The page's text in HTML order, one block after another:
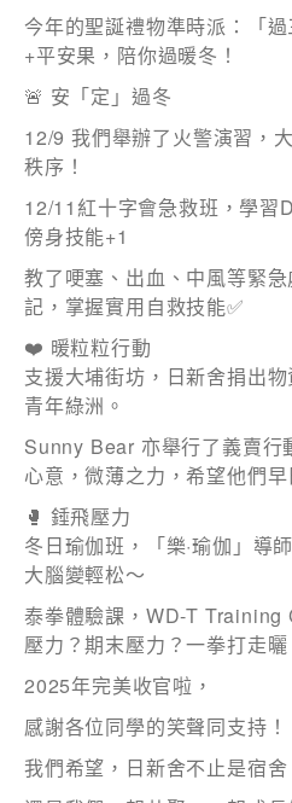
身份
電郵 *
電話
國家/地區
感興趣範疇(可多選)*
1.租務資訊 ​​
2.住客活動及福利
注意: 您在此電子表格所提供的個
今年的聖誕禮物準時派：「
+平安果，陪你過暖冬！
🚨 安「定」過冬
12/9 我們舉辦了火警演習，
秩序！
12/11紅十字會急救班，學習
傍身技能+1
教了哽塞、出血、中風等緊
記，掌握實用自救技能✅
❤️ 暖粒粒行動
支援大埔街坊，日新舍捐出
青年綠洲。
Sunny Bear 亦舉行了義賣行
心意，微薄之力，希望他們早
🥊 錘飛壓力
冬日瑜伽班，「樂·瑜伽」導
大腦變輕松～
泰拳體驗課，WD-T
壓力？期末壓力？一拳打走曬
2025年完美收官啦，
感謝各位同學的笑聲同支持！
我們希望，日新舍不止是宿舍